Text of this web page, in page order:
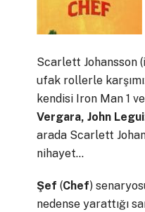
Scarlett Johansson
ufak rollerle
kendisi Iron Man 1
Vergara, John
arada Scarlett
nihayet…
Şef (Chef)
nedense yarattığı